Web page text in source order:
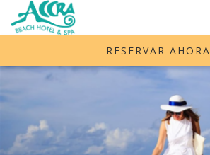
RESERVAR AHORA